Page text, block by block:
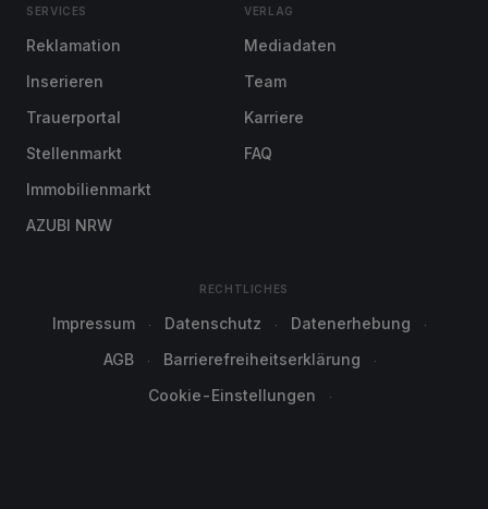
SERVICES
Reklamation
Inserieren
Trauerportal
Stellenmarkt
Immobilienmarkt
AZUBI NRW
VERLAG
Mediadaten
Team
Karriere
FAQ
RECHTLICHES
Impressum Datenschutz
Datenerhebung
AGB
Barrierefreiheitserklärung
Cookie-Einstellungen